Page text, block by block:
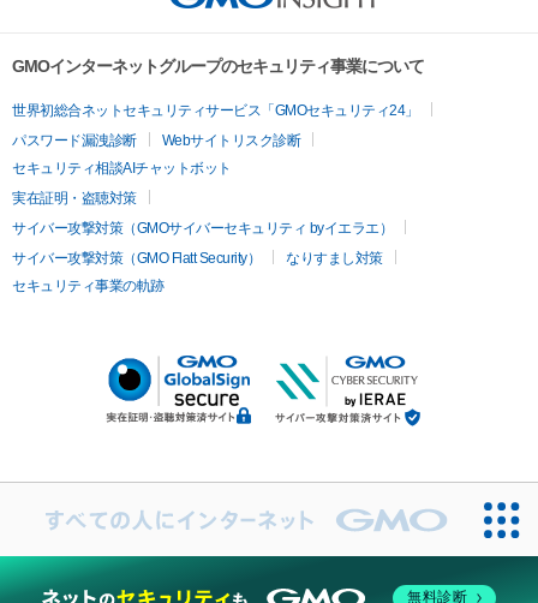
GMOインターネットグループのセキュリティ事業について
世界初総合ネットセキュリティサービス「GMOセキュリティ24」
パスワード漏洩診断
Webサイトリスク診断
セキュリティ相談AIチャットボット
実在証明・盗聴対策
サイバー攻撃対策（GMOサイバーセキュリティ byイエラエ）
サイバー攻撃対策（GMO Flatt Security）
なりすまし対策
セキュリティ事業の軌跡
無料診断